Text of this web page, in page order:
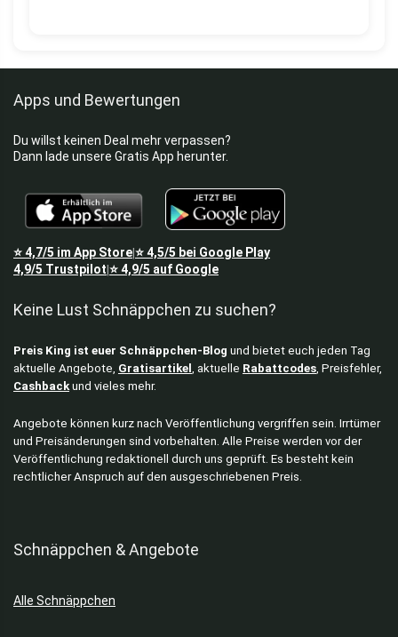
Apps und Bewertungen
Du willst keinen Deal mehr verpassen?
Dann lade unsere Gratis App herunter.
⭐4,7/5 im App Store|⭐4,5/5 bei Google Play
4,9/5 Trustpilot|⭐4,9/5 auf Google
Keine Lust Schnäppchen zu suchen?
Preis King ist euer Schnäppchen-Blog und bietet euch jeden Tag
aktuelle Angebote, Gratisartikel , aktuelle Rabattcodes, Preisfehler,
Cashbackund vieles mehr.
Angebote können kurz nach Veröffentlichung vergriffen sein. Irrtümer
und Preisänderungen sind vorbehalten. Alle Preise werden vor der
Veröffentlichung redaktionell durch uns geprüft. Es besteht kein
rechtlicher Anspruch auf den ausgeschriebenen Preis.
Schnäppchen & Angebote
Alle Schnäppchen